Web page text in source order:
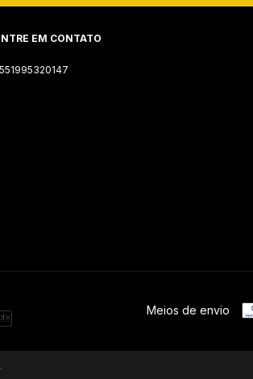
EM CONTATO
Meios de envio